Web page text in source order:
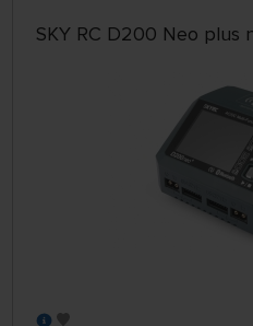
SKY RC D200 Neo plus